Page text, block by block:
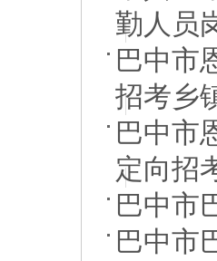
勤人员
巴中市
招考乡
巴中市
定向招
巴中市
巴中市